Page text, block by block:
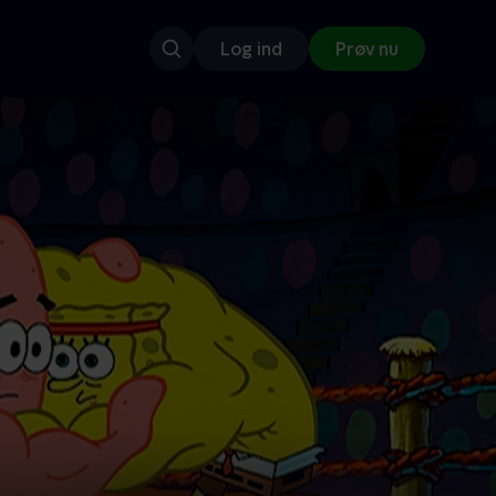
Log ind Prøv nu